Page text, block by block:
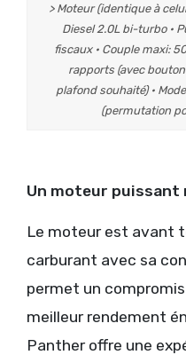
> Moteur (identique à
Diesel 2.0L bi-turbo •
fiscaux • Couple maxi:
rapports (avec
plafond souhaité) •
(permutation
Un moteur puissant
Le moteur est avant
carburant avec sa
permet un
meilleur rendement
Panther offre une